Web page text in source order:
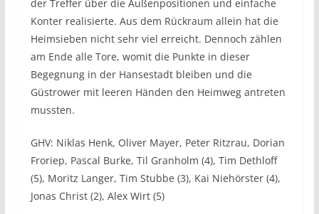
der Treffer über die Außenpositionen und einfache
Konter realisierte. Aus dem Rückraum allein hat die
Heimsieben nicht sehr viel erreicht. Dennoch zählen
am Ende alle Tore, womit die Punkte in dieser
Begegnung in der Hansestadt bleiben und die
Güstrower mit leeren Händen den Heimweg antreten
mussten.
GHV: Niklas Henk, Oliver Mayer, Peter Ritzrau, Dorian
Froriep, Pascal Burke, Til Granholm (4), Tim Dethloff
(5), Moritz Langer, Tim Stubbe (3), Kai Niehörster (4),
Jonas Christ (2), Alex Wirt (5)